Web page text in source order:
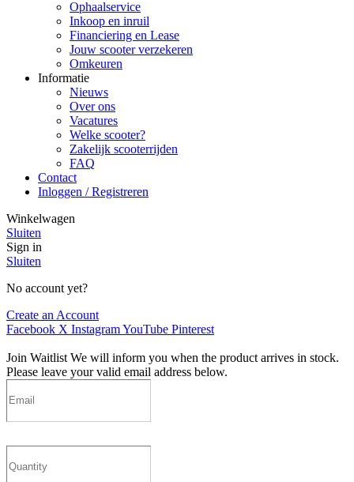
Ophaalservice
Inkoop en inruil
Financiering en Lease
Jouw scooter verzekeren
Omkeuren
Informatie
Nieuws
Over ons
Vacatures
Welke scooter?
Zakelijk scooterrijden
FAQ
Contact
Inloggen / Registreren
Winkelwagen
Sluiten
Sign in
Sluiten
No account yet?
Create an Account
Facebook X InstagramYouTube Pinterest
Join Waitlist We will inform you when the product arrives in stock.
Please leave your valid email address below.